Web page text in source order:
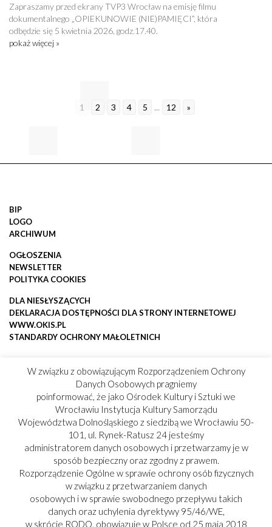
Zapraszamy przed ekrany TVP3 Wrocław na emisję filmu
dokumentalnego „OPIEKUNOWIE (NIE)PAMIĘCI”, która
odbędzie się 5 kwietnia 2026, godz.17.40.
pokaż więcej »
1 2 3 4 5 ... 12 »
BIP
LOGO
ARCHIWUM
OGŁOSZENIA
NEWSLETTER
POLITYKA COOKIES
DLA NIESŁYSZĄCYCH
DEKLARACJA DOSTĘPNOŚCI DLA STRONY INTERNETOWEJ
WWW.OKIS.PL
STANDARDY OCHRONY MAŁOLETNICH
W związku z obowiązującym Rozporządzeniem Ochrony
Danych Osobowych pragniemy
poinformować, że jako Ośrodek Kultury i Sztuki we
Wrocławiu Instytucja Kultury Samorządu
Województwa Dolnośląskiego z siedzibą we Wrocławiu 50-
101, ul. Rynek-Ratusz 24 jesteśmy
administratorem danych osobowych i przetwarzamy je w
sposób bezpieczny oraz zgodny z prawem.
Rozporządzenie Ogólne w sprawie ochrony osób fizycznych
w związku z przetwarzaniem danych
osobowych i w sprawie swobodnego przepływu takich
danych oraz uchylenia dyrektywy 95/46/WE,
w skrócie RODO, obowiązuje w Polsce od 25 maja 2018